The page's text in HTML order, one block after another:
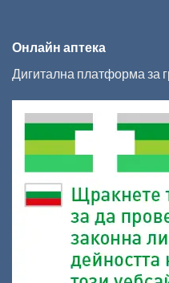
Онлайн аптека
Дигитална платформа за